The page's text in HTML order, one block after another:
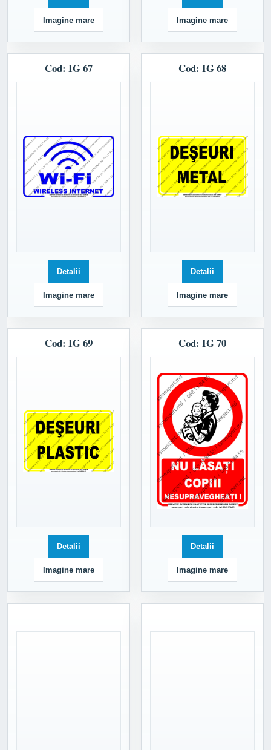
Imagine mare Imagine mare
Cod: IG 67
Detalii
Imagine mare
Cod: IG 68
Detalii
Imagine mare
Cod: IG 69
Detalii
Imagine mare
Cod: IG 70
Detalii
Imagine mare